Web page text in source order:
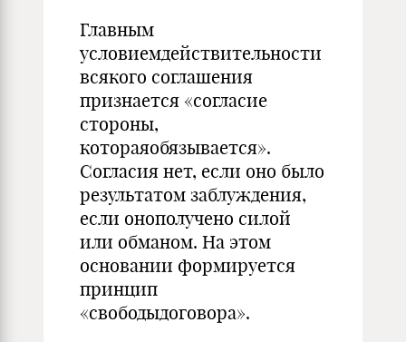
Главным
условиемдействительности
всякого соглашения
признается «согласие
стороны,
котораяобязывается».
Согласия нет, если оно было
результатом заблуждения,
если онополучено силой
или обманом. На этом
основании формируется
принцип
«свободыдоговора».